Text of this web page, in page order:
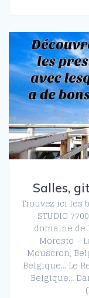
Salles,
Trouvez ici les
STUDIO
domaine de
Moresto –
Mouscron,
Belgique… Le
Belgique…